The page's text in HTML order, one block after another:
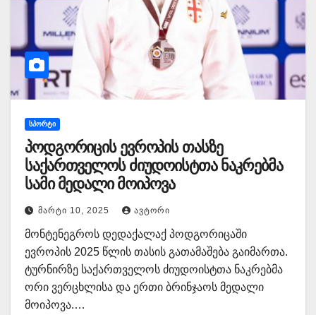
ᲡᲞᲝᲠᲢᲘ
პოდგორიცის ევროპის თასზე
საქართველოს ძიუდოისტთა ნაკრებმა
სამი მედალი მოიპოვა
ᲛᲐᲠᲢᲘ 10, 2025 ᲐᲕᲢᲝᲠᲘ
მონტენეგროს დედაქალაქ პოდგორიცაში
ევროპის 2025 წლის თასის გათამაშება გაიმართა.
ტურნირზე საქართველოს ძიუდოისტთა ნაკრებმა
ორი ვერცხლისა და ერთი ბრინჯაოს მედალი
მოიპოვა.…